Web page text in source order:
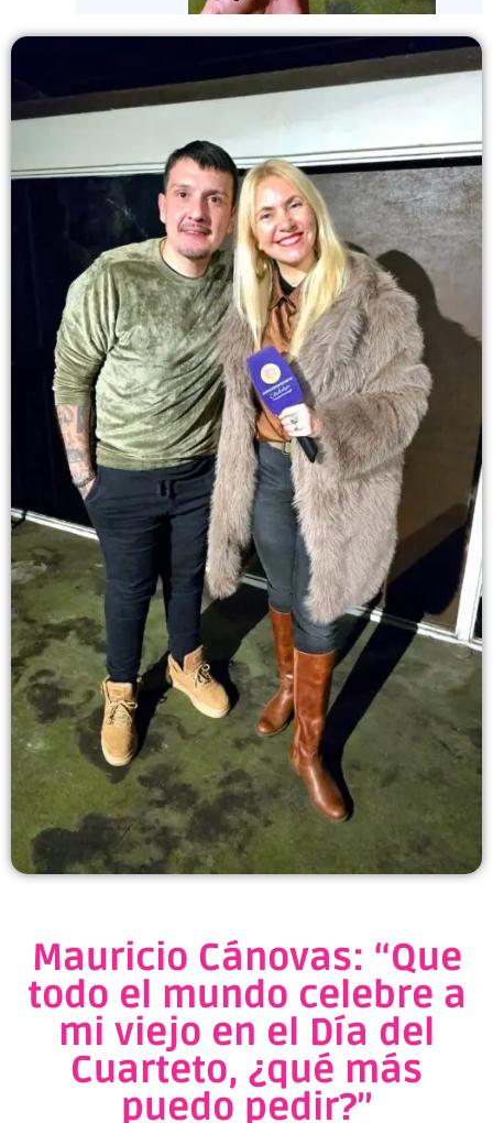
Mauricio Cánovas: “Que
todo el mundo celebre a
mi viejo en el Día del
Cuarteto, ¿qué más
puedo pedir?”